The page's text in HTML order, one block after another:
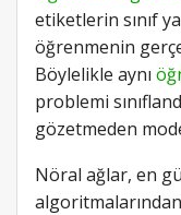
etiketlerin sınıf
öğrenmenin
Böylelikle aynı
problemi
gözetmeden
Nöral ağlar, en